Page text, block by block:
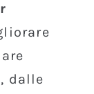
dalle